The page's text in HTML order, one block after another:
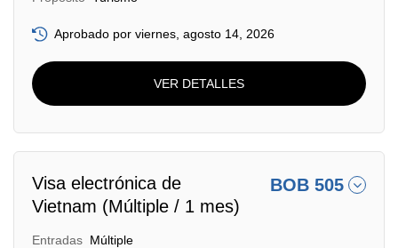
Aprobado por viernes, agosto 14, 2026
VER DETALLES
Visa electrónica de
Vietnam (Múltiple / 1 mes)
BOB 505
Entradas Múltiple